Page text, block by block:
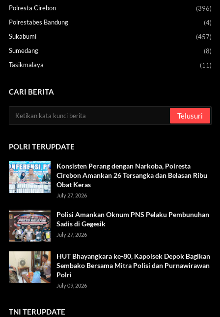
Polresta Cirebon
(396)
Polrestabes Bandung
(4)
Sukabumi
(457)
Sumedang
(8)
Tasikmalaya
(11)
CARI BERITA
POLRI TERUPDATE
Konsisten Perang dengan Narkoba, Polresta
Cirebon Amankan 26 Tersangka dan Belasan Ribu
Obat Keras
July 27, 2026
Polisi Amankan Oknum PNS Pelaku Pembunuhan
Sadis di Gegesik
July 27, 2026
HUT Bhayangkara ke-80, Kapolsek Depok Bagikan
Sembako Bersama Mitra Polisi dan Purnawirawan
Polri
July 09, 2026
TNI TERUPDATE